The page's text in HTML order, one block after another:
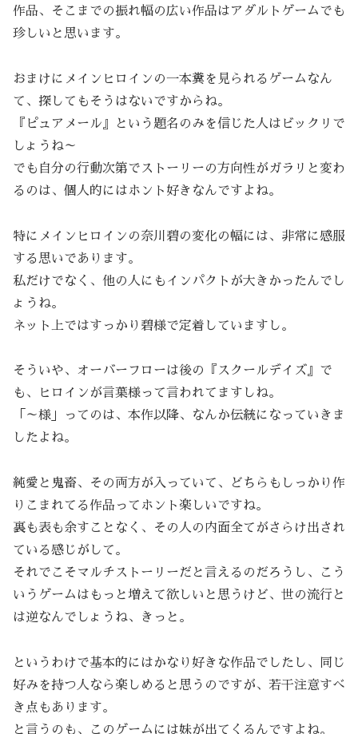
作品、そこまでの振れ幅の広い作品はアダルトゲームでも
珍しいと思います。
おまけにメインヒロインの一本糞を見られるゲームなん
て、探してもそうはないですからね。
『ピュアメール』という題名のみを信じた人はビックリで
しょうね～
でも自分の行動次第でストーリーの方向性がガラリと変わ
るのは、個人的にはホント好きなんですよね。
特にメインヒロインの奈川碧の変化の幅には、非常に感服
する思いであります。
私だけでなく、他の人にもインパクトが大きかったんでし
ょうね。
ネット上ではすっかり碧様で定着していますし。
そういや、オーバーフローは後の『スクールデイズ』で
も、ヒロインが言葉様って言われてますしね。
「～様」ってのは、本作以降、なんか伝統になっていきま
したよね。
純愛と鬼畜、その両方が入っていて、どちらもしっかり作
りこまれてる作品ってホント楽しいですね。
裏も表も余すことなく、その人の内面全てがさらけ出され
ている感じがして。
それでこそマルチストーリーだと言えるのだろうし、こう
いうゲームはもっと増えて欲しいと思うけど、世の流行と
は逆なんでしょうね、きっと。
というわけで基本的にはかなり好きな作品でしたし、同じ
好みを持つ人なら楽しめると思うのですが、若干注意すべ
き点もあります。
と言うのも、このゲームには妹が出てくるんですよね。